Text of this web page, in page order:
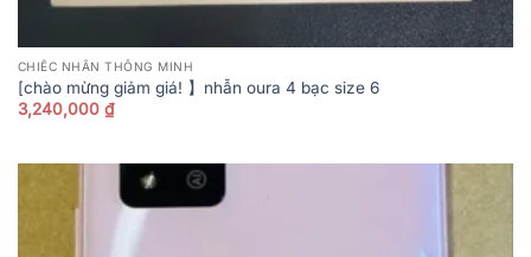
CHIẾC NHẪN THÔNG MINH
[chào mừng giảm giá! 】nhẫn oura 4 bạc size 6
3,240,000 ₫